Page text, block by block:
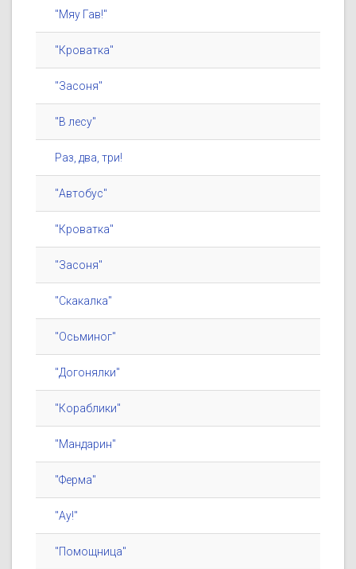
"Мяу Гав!"
"Кроватка"
"Засоня"
"В лесу"
Раз, два, три!
"Автобус"
"Кроватка"
"Засоня"
"Скакалка"
"Осьминог"
"Догонялки"
"Кораблики"
"Мандарин"
"Ферма"
"Ау!"
"Помощница"